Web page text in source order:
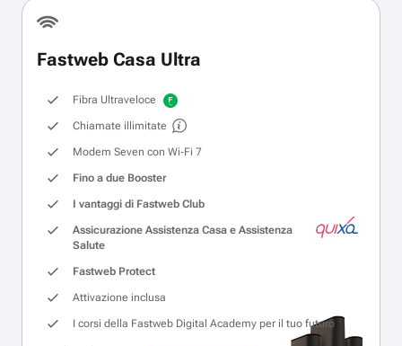
Fastweb Casa Ultra
Fibra Ultraveloce
Chiamate illimitate
Modem Seven con Wi‑Fi 7
Fino a due Booster
I vantaggi di Fastweb Club
Assicurazione Assistenza Casa e Assistenza
Salute
Fastweb Protect
Attivazione inclusa
I corsi della Fastweb Digital Academy per il tuo futuro